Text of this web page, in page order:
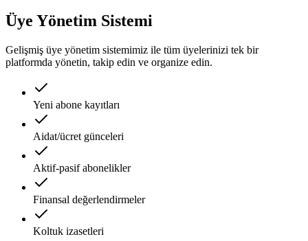
Üye Yönetim Sistemi
Gelişmiş üye yönetim sistemimiz ile tüm üyelerinizi tek bir
platformda yönetin, takip edin ve organize edin.
Yeni abone kayıtları
Aidat/ücret günceleri
Aktif-pasif abonelikler
Finansal değerlendirmeler
Koltuk izasetleri